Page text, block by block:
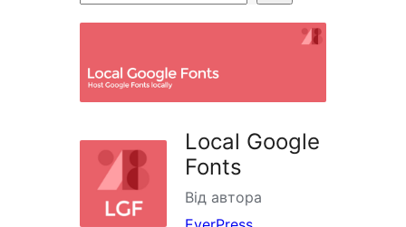
Local Google
Fonts
Від автора